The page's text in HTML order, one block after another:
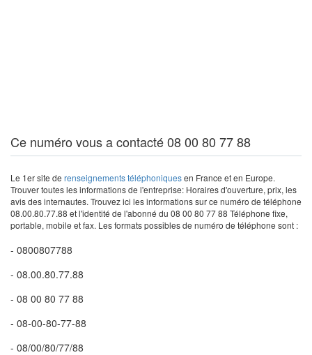
Ce numéro vous a contacté 08 00 80 77 88
Le 1er site de renseignements téléphoniquesen France et en Europe.
Trouver toutes les informations de l'entreprise: Horaires d'ouverture, prix, les
avis des internautes. Trouvez ici les informations sur ce numéro de téléphone
08.00.80.77.88 et l'identité de l'abonné du 08 00 80 77 88 Téléphone fixe,
portable, mobile et fax. Les formats possibles de numéro de téléphone sont :
- 0800807788
- 08.00.80.77.88
- 08 00 80 77 88
- 08-00-80-77-88
- 08/00/80/77/88